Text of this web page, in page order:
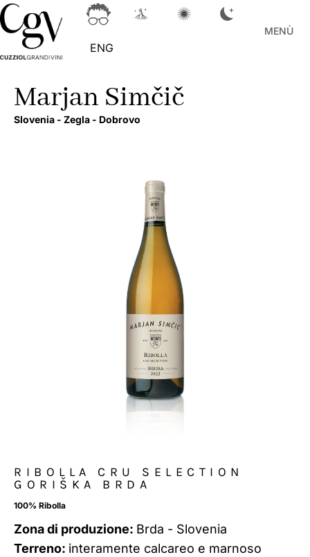
ENG
MENÙ
Marjan Simčič
Slovenia - Zegla - Dobrovo
RIBOLLA CRU SELECTION
GORIŠKA BRDA
100% Ribolla
Zona di produzione: Brda - Slovenia
Terreno: interamente calcareo e marnoso